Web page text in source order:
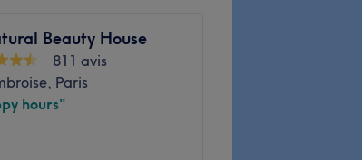
Beauty House
811 avis
Paris
hours"